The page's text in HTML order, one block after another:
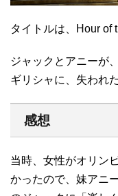
タイトルは、Hour of
ジャックとアニーが
ギリシャに、失われ
感想
当時、女性がオリン
かったので、妹アニ